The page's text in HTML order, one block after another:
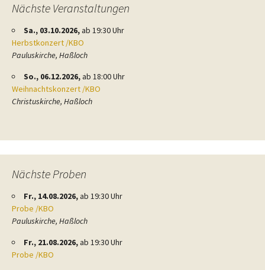
Nächste Veranstaltungen
Sa., 03.10.2026,ab 19:30 Uhr
Herbstkonzert /KBO
Pauluskirche, Haßloch
So., 06.12.2026,ab 18:00 Uhr
Weihnachtskonzert /KBO
Christuskirche, Haßloch
Nächste Proben
Fr., 14.08.2026,ab 19:30 Uhr
Probe /KBO
Pauluskirche, Haßloch
Fr., 21.08.2026,ab 19:30 Uhr
Probe /KBO